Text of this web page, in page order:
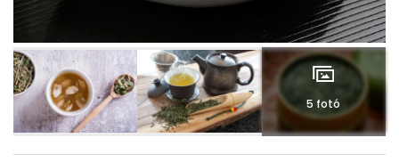
5 fotó